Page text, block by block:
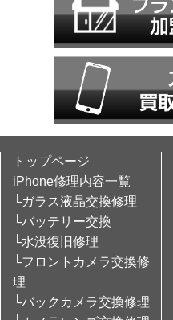
トップページ
iPhone修理内容一覧
└ガラス液晶交換修理
└バッテリー交換
└水没復旧修理
└フロントカメラ交換修
理
└バックカメラ交換修理